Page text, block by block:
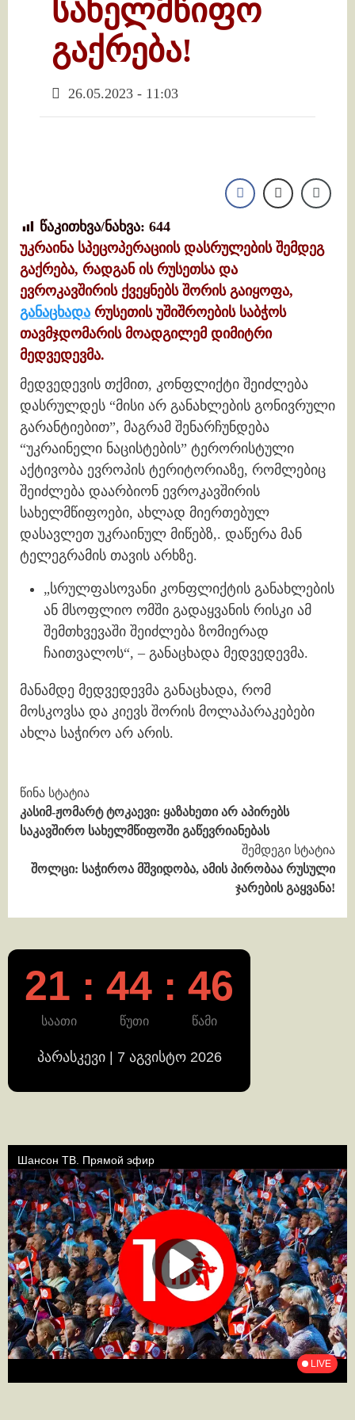
სახელმწიფო
გაქრება!
26.05.2023 - 11:03
წაკითხვა/ნახვა: 644
უკრაინა სპეცოპერაციის დასრულების შემდეგ
გაქრება, რადგან ის რუსეთსა და
ევროკავშირის ქვეყნებს შორის გაიყოფა,
განაცხადა რუსეთის უშიშროების საბჭოს
თავმჯდომარის მოადგილემ დიმიტრი
მედვედევმა.
მედვედევის თქმით, კონფლიქტი შეიძლება
დასრულდეს “მისი არ განახლების გონივრული
გარანტიებით”, მაგრამ შენარჩუნდება
“უკრაინელი ნაცისტების” ტერორისტული
აქტივობა ევროპის ტერიტორიაზე, რომლებიც
შეიძლება დაარბიონ ევროკავშირის
სახელმწიფოები, ახლად მიერთებულ
დასავლეთ უკრაინულ მიწებზ,. დაწერა მან
ტელეგრამის თავის არხზე.
„სრულფასოვანი კონფლიქტის განახლების
ან მსოფლიო ომში გადაყვანის რისკი ამ
შემთხვევაში შეიძლება ზომიერად
ჩაითვალოს“, – განაცხადა მედვედევმა.
მანამდე მედვედევმა განაცხადა, რომ
მოსკოვსა და კიევს შორის მოლაპარაკებები
ახლა საჭირო არ არის.
Continue
Reading
წინა სტატია
კასიმ-ჟომარტ ტოკაევი: ყაზახეთი არ აპირებს
საკავშირო სახელმწიფოში გაწევრიანებას
შემდეგი სტატია
შოლცი: საჭიროა მშვიდობა, ამის პირობაა რუსული
ჯარების გაყვანა!
21 : 44 : 46
საათი წუთი წამი
პარასკევი | 7 აგვისტო 2026